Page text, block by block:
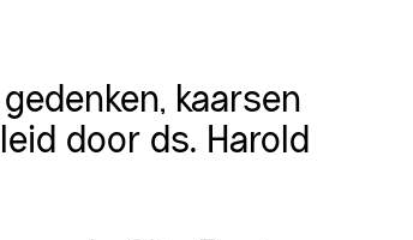
kaarsen
door ds. Harold